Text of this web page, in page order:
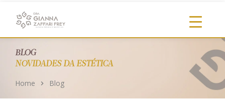
BLOG
NOVIDADES DA ESTÉTICA
Home Blog